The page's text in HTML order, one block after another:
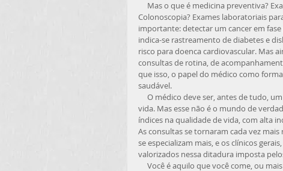
Colonoscopia? Exames laboratoriais
importante: detectar um cancer em
indica-se rastreamento de diabetes e
risco para doenca cardiovascular. Mas
consultas de rotina, de
que isso, o papel do médico como
saudável.
vida. Mas esse não é o mundo de
índices na qualidade de vida, com alta
As consultas se tornaram cada vez
se especializam mais, e os clínicos
valorizados nessa ditadura imposta